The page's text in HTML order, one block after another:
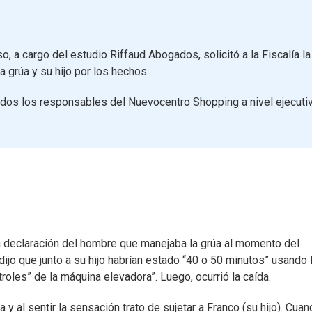
a cargo del estudio Riffaud Abogados, solicitó a la Fiscalía la
grúa y su hijo por los hechos.
los responsables del Nuevocentro Shopping a nivel
del hombre que manejaba la grúa al momento del
que junto a su hijo habrían estado “40 o 50 minutos” usando
de la máquina elevadora”. Luego, ocurrió la caída.
y al sentir la sensación trato de sujetar a Franco (su hijo).